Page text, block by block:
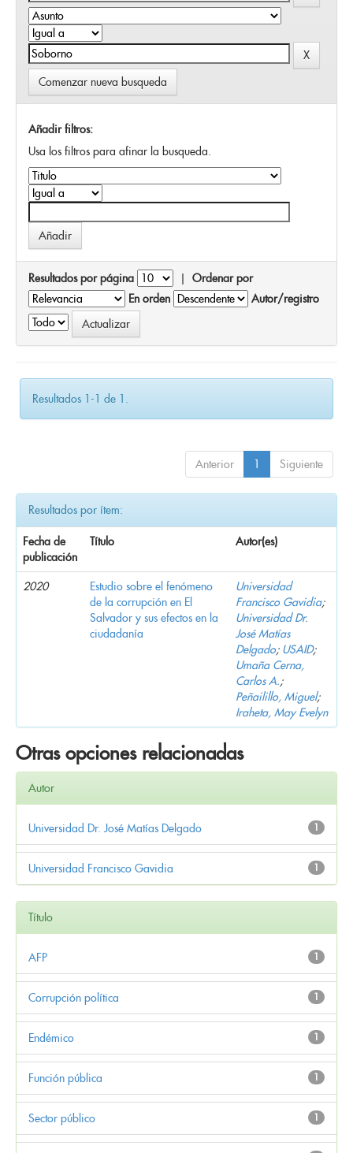
Comenzar nueva busqueda
Añadir filtros:
Usa los filtros para afinar la busqueda.
Resultados por página | Ordenar por
En orden
Autor/registro
Resultados 1-1 de 1.
Anterior 1 Siguiente
Resultados por ítem:
Fecha de
publicación
Título Autor(es)
2020
Estudio sobre el fenómeno
de la corrupción en El
Salvador y sus efectos en la
ciudadanía
Universidad
Francisco Gavidia;
Universidad Dr.
José Matías
Delgado; USAID;
Umaña Cerna,
Carlos A.;
Peñailillo, Miguel;
Iraheta, May Evelyn
Otras opciones relacionadas
Autor
1
Universidad Dr. José Matías Delgado
1
Universidad Francisco Gavidia
Título
1
AFP
1
Corrupción política
1
Endémico
1
Función pública
1
Sector público